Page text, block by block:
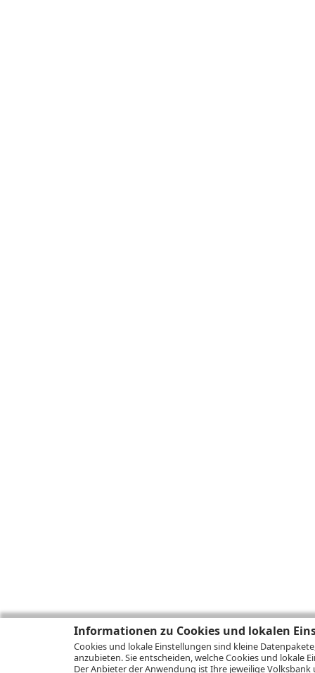
Informationen zu Cookies und lokalen
Cookies und lokale Einstellungen sind kleine
anzubieten. Sie entscheiden, welche Cookies und lokale
Der Anbieter der Anwendung ist Ihre jeweilige Volksbank